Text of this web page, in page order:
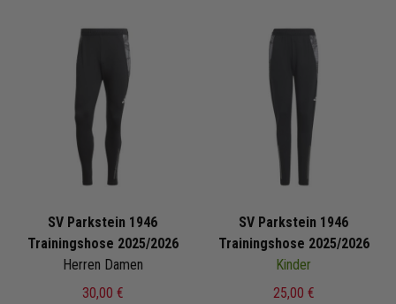
SV Parkstein 1946
Trainingshose 2025/2026
Herren Damen
30,00 €
SV Parkstein 1946
Trainingshose 2025/2026
Kinder
25,00 €